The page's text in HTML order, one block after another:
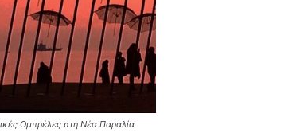
Ομπρέλες στη Νέα Παραλία